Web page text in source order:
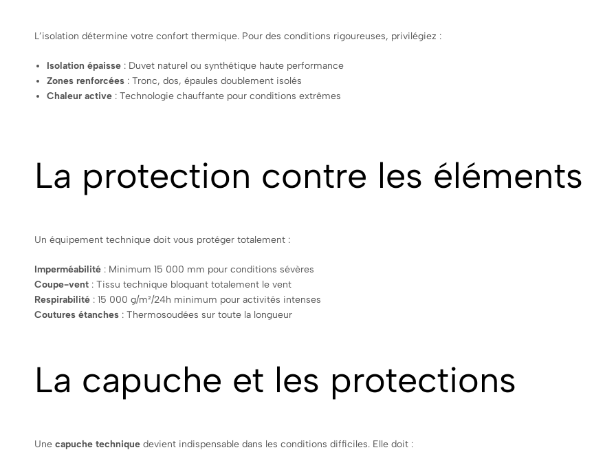
L’isolation détermine votre confort thermique. Pour des conditions rigoureuses, privilégiez :
Isolation épaisse : Duvet naturel ou synthétique haute performance
Zones renforcées : Tronc, dos, épaules doublement isolés
Chaleur active : Technologie chauffante pour conditions extrêmes
La protection contre les éléments
Un équipement technique doit vous protéger totalement :
Imperméabilité : Minimum 15 000 mm pour conditions sévères
Coupe-vent : Tissu technique bloquant totalement le vent
Respirabilité : 15 000 g/m²/24h minimum pour activités intenses
Coutures étanches : Thermosoudées sur toute la longueur
La capuche et les protections
Une capuche technique devient indispensable dans les conditions difficiles. Elle doit :